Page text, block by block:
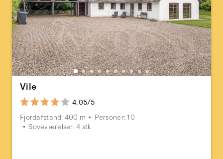
Vile
4.05/5
Fjordafstand: 400 m
Personer: 10
Soveværelser: 4 stk